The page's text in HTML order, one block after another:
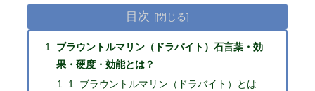
目次
ブラウントルマリン（ドラバイト）石言葉・効
果・硬度・効能とは？
1. ブラウントルマリン（ドラバイト）とは